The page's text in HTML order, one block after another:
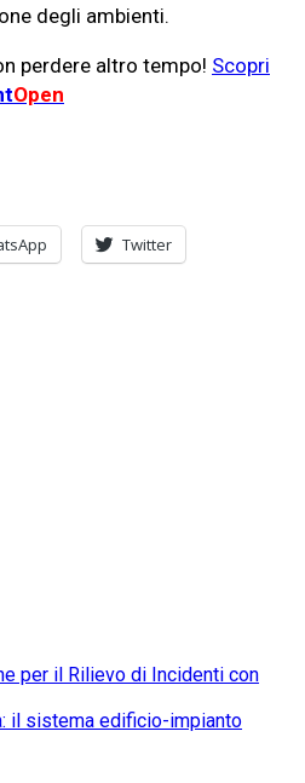
degli ambienti.
perdere altro tempo! Scopri
Open
Twitter
per il Rilievo di Incidenti con
il sistema edificio-impianto